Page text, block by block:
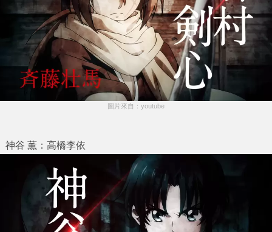
圖片來自：youtube
神谷 薫：高橋李依